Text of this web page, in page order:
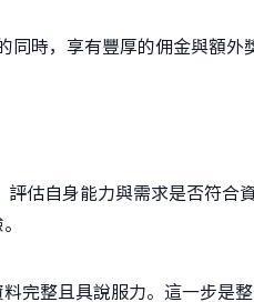
同時，享有豐厚的佣金與額外
估自身能力與需求是否符合
完整且具說服力。這一步是